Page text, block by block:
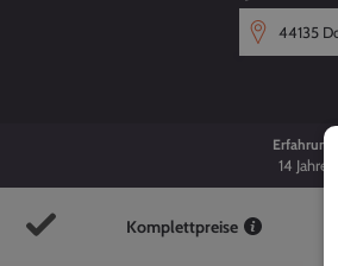
Erfahrung
14 Jahre
Komplettpreise